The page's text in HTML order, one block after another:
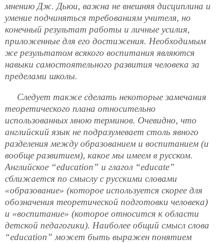
мнению Дж. Дьюи, важна не внешняя дисциплина и
умение подчиняться требованиям учителя, но
конечный результат работы и личные усилия,
приложенные для его достижения. Необходимым
же результатом всякого воспитания являются
навыки самостоятельного развития человека за
пределами школы.
Следует также сделать некоторые замечания
теоретического плана относительно
использованных мною терминов. Очевидно, что
английский язык не подразумевает столь явного
разделения между образованием и воспитанием (и
вообще развитием), какое мы имеем в русском.
Английское “education” и глагол “educate”
сближается по смыслу с русскими словами
«образование» (которое используется скорее для
обозначения теоретической подготовки человека)
и «воспитание» (которое относится к области
детской педагогики). Наиболее общий смысл слова
“education” может быть выражен понятием